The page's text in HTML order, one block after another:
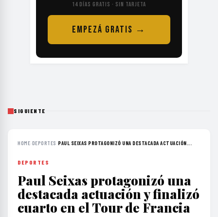
14 DÍAS GRATIS · SIN TARJETA
EMPEZÁ GRATIS →
SIGUIENTE
HOME›DEPORTES ›PAUL SEIXAS PROTAGONIZÓ UNA DESTACADA ACTUACIÓN...
DEPORTES
Paul Seixas protagonizó una
destacada actuación y finalizó
cuarto en el Tour de Francia